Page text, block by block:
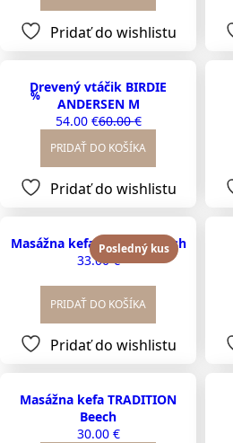
Pridať do wishlistu
%
Drevený vtáčik BIRDIE
ANDERSEN M
60.00€
Original
price
60.00 €.
54.00 €Current
price
54.00 €.
PRIDAŤ DO KOŠÍKA
Pridať do wishlistu
Posledný kus
Masážna kefa HERITAGE Ash
33.00€
PRIDAŤ DO KOŠÍKA
Pridať do wishlistu
Masážna kefa TRADITION
Beech
30.00 €